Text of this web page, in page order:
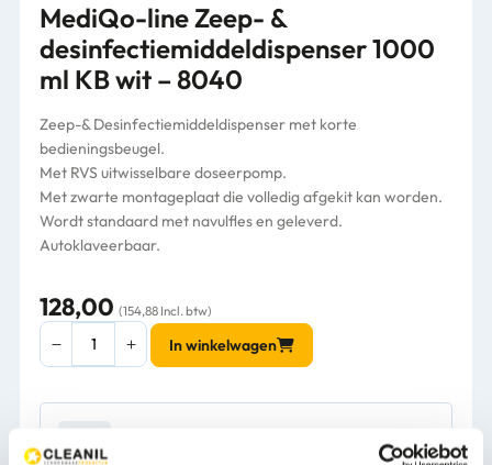
MediQo-line Zeep- &
desinfectiemiddeldispenser 1000
ml KB wit – 8040
Zeep-& Desinfectiemiddeldispenser met korte
bedieningsbeugel.
Met RVS uitwisselbare doseerpomp.
Met zwarte montageplaat die volledig afgekit kan worden.
Wordt standaard met navulfles en geleverd.
Autoklaveerbaar.
128,00 (154,88 Incl. btw)
MediQo-
line
&
desinfectiemiddeldispenser
1000
In winkelwagen